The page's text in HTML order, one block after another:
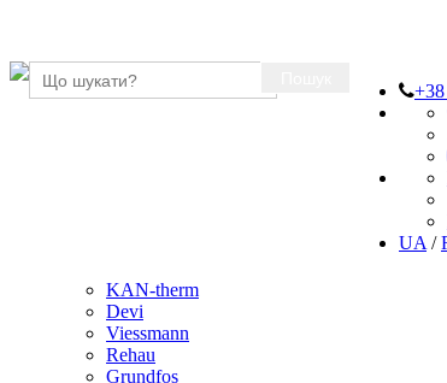
UA /
KAN-therm
Devi
Viessmann
Rehau
Grundfos